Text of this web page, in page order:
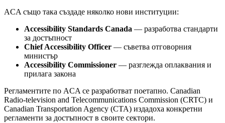
ACA също така създаде няколко нови институции:
Accessibility Standards Canada — разработва стандарти
за достъпност
Chief Accessibility Officer — съветва отговорния
министър
Accessibility Commissioner — разглежда оплаквания и
прилага закона
Регламентите по ACA се разработват поетапно. Canadian
Radio-television and Telecommunications Commission (CRTC) и
Canadian Transportation Agency (CTA) издадоха конкретни
регламенти за достъпност в своите сектори.